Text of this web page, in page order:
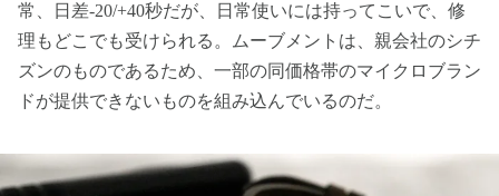
常、日差-20/+40秒だが、日常使いには持ってこいで、修
理もどこでも受けられる。ムーブメントは、親会社のシチ
ズンのものであるため、一部の同価格帯のマイクロブラン
ドが提供できないものを組み込んでいるのだ。